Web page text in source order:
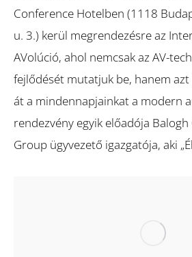
Conference Hotelben (1118
u. 3.) kerül megrendezésre az
AVolúció, ahol nemcsak az AV-
fejlődését mutatjuk be, hanem
át a mindennapjainkat a modern
rendezvény egyik előadója Balogh
Group ügyvezető igazgatója, aki